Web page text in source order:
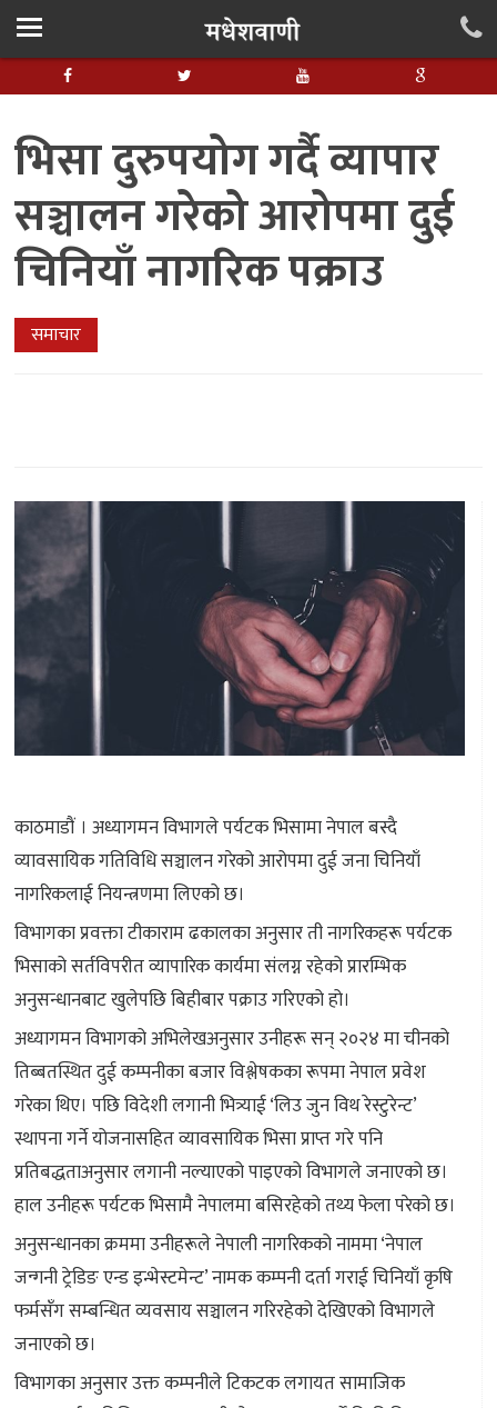
भिसा दुरुपयोग गर्दै व्यापार
सञ्चालन गरेको आरोपमा दुई
चिनियाँ नागरिक पक्राउ
समाचार
काठमाडौं । अध्यागमन विभागले पर्यटक भिसामा नेपाल बस्दै
व्यावसायिक गतिविधि सञ्चालन गरेको आरोपमा दुई जना चिनियाँ
नागरिकलाई नियन्त्रणमा लिएको छ।
विभागका प्रवक्ता टीकाराम ढकालका अनुसार ती नागरिकहरू पर्यटक
भिसाको सर्तविपरीत व्यापारिक कार्यमा संलग्न रहेको प्रारम्भिक
अनुसन्धानबाट खुलेपछि बिहीबार पक्राउ गरिएको हो।
अध्यागमन विभागको अभिलेखअनुसार उनीहरू सन् २०२४ मा चीनको
तिब्बतस्थित दुई कम्पनीका बजार विश्लेषकका रूपमा नेपाल प्रवेश
गरेका थिए। पछि विदेशी लगानी भित्र्याई ‘लिउ जुन विथ रेस्टुरेन्ट’
स्थापना गर्ने योजनासहित व्यावसायिक भिसा प्राप्त गरे पनि
प्रतिबद्धताअनुसार लगानी नल्याएको पाइएको विभागले जनाएको छ।
हाल उनीहरू पर्यटक भिसामै नेपालमा बसिरहेको तथ्य फेला परेको छ।
अनुसन्धानका क्रममा उनीहरूले नेपाली नागरिकको नाममा ‘नेपाल
जन्गनी ट्रेडिङ एन्ड इन्भेस्टमेन्ट’ नामक कम्पनी दर्ता गराई चिनियाँ कृषि
फर्मसँग सम्बन्धित व्यवसाय सञ्चालन गरिरहेको देखिएको विभागले
जनाएको छ।
विभागका अनुसार उक्त कम्पनीले टिकटक लगायत सामाजिक